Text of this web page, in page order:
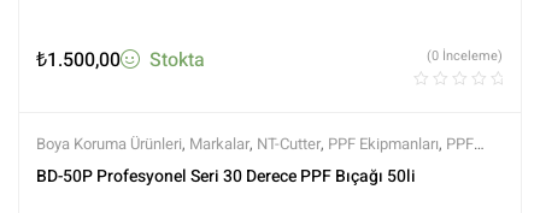
₺1.500,00 Stokta (0 İnceleme)
Boya Koruma Ürünleri, Markalar, NT-Cutter, PPF Ekipmanları, PPF
Kaplama Ürünleri,Tüm Ürünler ,Tüm Ürünler
BD-50P Profesyonel Seri 30 Derece PPF Bıçağı 50li